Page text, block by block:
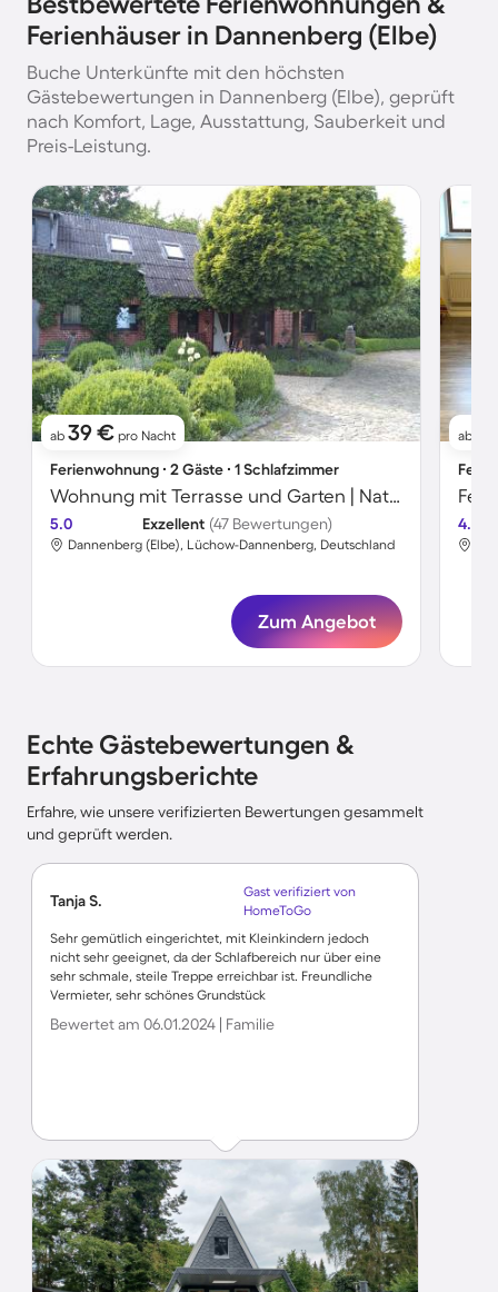
Ferienhäuser in Dannenberg (Elbe)
Buche Unterkünfte mit den höchsten
Gästebewertungen in Dannenberg (Elbe), geprüft
nach Komfort, Lage, Ausstattung, Sauberkeit und
Preis-Leistung.
ab 39 € pro Nacht
Ferienwohnung ∙ 2 Gäste ∙ 1 Schlafzimmer
Wohnung mit Terrasse und Garten | Naturblick
5.0 Exzellent (47 Bewertungen)
Dannenberg (Elbe), Lüchow-Dannenberg, Deutschland
Zum Angebot
ab
4.8
Echte Gästebewertungen &
Erfahrungsberichte
Erfahre, wie unsere verifizierten Bewertungen gesammelt
und geprüft werden.
Tanja S.
Gast verifiziert von
HomeToGo
Sehr gemütlich eingerichtet, mit Kleinkindern jedoch
nicht sehr geeignet, da der Schlafbereich nur über eine
sehr schmale, steile Treppe erreichbar ist. Freundliche
Vermieter, sehr schönes Grundstück
Bewertet am 06.01.2024 | Familie